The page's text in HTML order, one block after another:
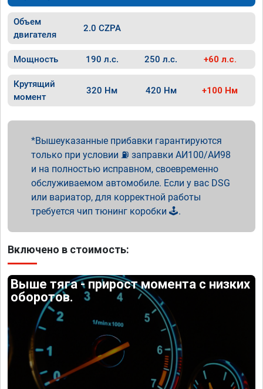
Объем
двигателя
2.0 CZPA
Мощность 190 л.с. 250 л.с. +60 л.с.
Крутящий
момент
320 Нм 420 Нм +100 Нм
Вышеуказанные прибавки гарантируются
только при условии ⛽ заправки АИ100/АИ98
и на полностью исправном, своевременно
обслуживаемом автомобиле. Если у вас DSG
или вариатор, для корректной работы
требуется чип тюнинг коробки 🕹️.
Включено в стоимость:
Выше тяга - прирост момента с низких
оборотов.